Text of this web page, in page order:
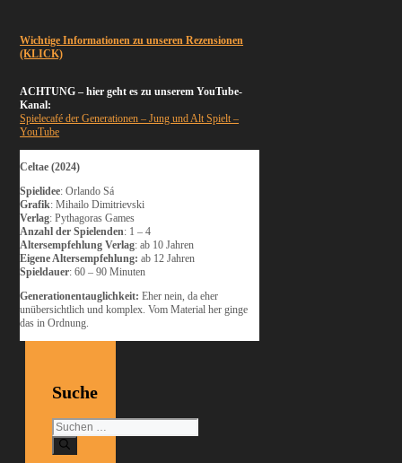
Wichtige Informationen zu unseren Rezensionen
(KLICK)
ACHTUNG – hier geht es zu unserem YouTube-
Kanal:
Spielecafé der Generationen – Jung und Alt Spielt –
YouTube
Celtae (2024)
Spielidee: Orlando Sá
Grafik: Mihailo Dimitrievski
Verlag: Pythagoras Games
Anzahl der Spielenden: 1 – 4
Altersempfehlung Verlag: ab 10 Jahren
Eigene Altersempfehlung:ab 12 Jahren
Spieldauer: 60 – 90 Minuten
Generationentauglichkeit:Eher nein, da eher
unübersichtlich und komplex. Vom Material her ginge
das in Ordnung.
Suche
Suchen
nach: